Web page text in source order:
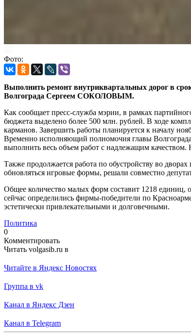
Фото:
Выполнить ремонт внутриквартальных дорог в
Волгограда Сергеем СОКОЛОВЫМ.
Как сообщает пресс-служба мэрии, в рамках
бюджета выделено более 500 млн. рублей. В ходе
карманов. Завершить работы планируется к началу
Временно исполняющий полномочия главы Волгограда
выполнить весь объем работ с надлежащим
Также продолжается работа по обустройству во
обновляться игровые формы, решали совместно
Общее количество малых форм составит 1218
сейчас определились фирмы-победители по
эстетически привлекательными и долговечными.
Политика
0
Комментировать
Читать volgasib.ru в
Читайте в Яндекс Новостях
Группа в vk
Канал в Яндекс Дзен
Канал в Telegram